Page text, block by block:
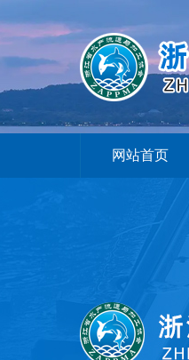
网站首页